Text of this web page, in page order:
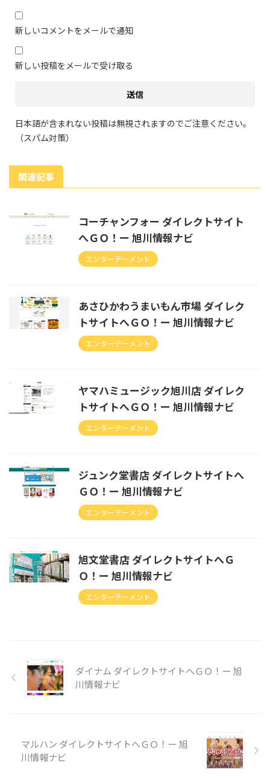
新しいコメントをメールで通知
新しい投稿をメールで受け取る
日本語が含まれない投稿は無視されますのでご注意ください。
（スパム対策）
関連記事
コーチャンフォー ダイレクトサイト
へＧＯ！ー 旭川情報ナビ
エンターテーメント
あさひかわうまいもん市場 ダイレク
トサイトへＧＯ！ー 旭川情報ナビ
エンターテーメント
ヤマハミュージック旭川店 ダイレク
トサイトへＧＯ！ー 旭川情報ナビ
エンターテーメント
ジュンク堂書店 ダイレクトサイトへ
ＧＯ！ー 旭川情報ナビ
エンターテーメント
旭文堂書店 ダイレクトサイトへＧ
Ｏ！ー 旭川情報ナビ
エンターテーメント
ダイナム ダイレクトサイトへＧＯ！ー 旭
川情報ナビ
マルハン ダイレクトサイトへＧＯ！ー 旭
川情報ナビ